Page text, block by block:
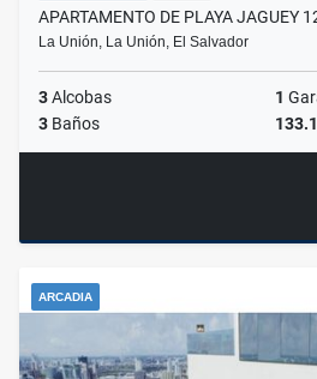
APARTAMENTO DE PLAYA JAGUEY
La Unión, La Unión, El Salvador
3Alcobas 1
3 Baños
ARCADIA